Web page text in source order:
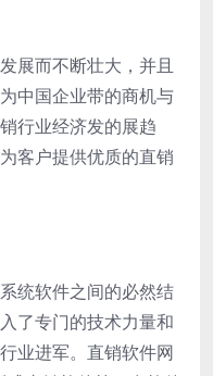
展而不断壮大，并且
中国企业带的商机与
行业经济发的展趋
客户提供优质的直销
统软件之间的必然结
了专门的技术力量和
业进军。直销软件网